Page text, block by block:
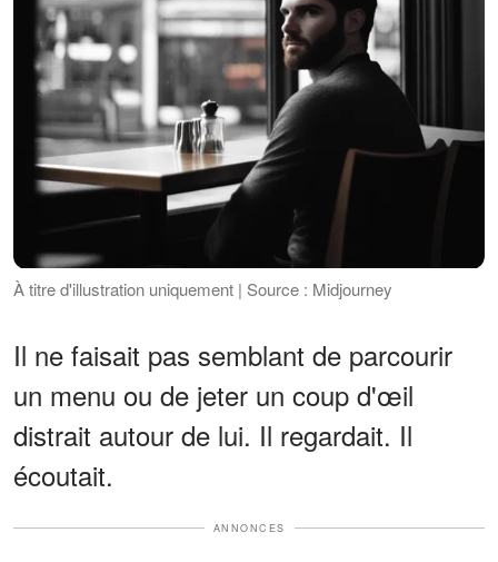
À titre d'illustration uniquement | Source : Midjourney
Il ne faisait pas semblant de parcourir
un menu ou de jeter un coup d'œil
distrait autour de lui. Il regardait. Il
écoutait.
ANNONCES